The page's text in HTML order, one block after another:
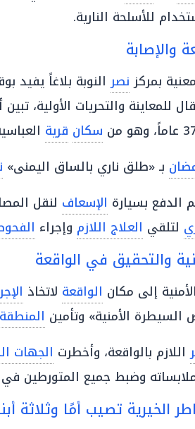
للأسلحة النارية.
والإصابة
بمركزنصرالنوبة بلاغاً يفيد
للمعاينة والتحريات الأولية،
سكان قرية
بـ «طلق ناري بالساق اليمنى»
الدفع بسيارة الإسعاف لنقل
لتلقي العلاج اللازم وإجراء
والتحقيق في الواقعة
إلى مكان الواقعة لاتخاذ
الأمنية» وتأمين المنطقة
اللازم بالواقعة، وأخطرت الجهات
وضبط جميع المتورطين
الخيرية تصيب أمًا وثلاثة